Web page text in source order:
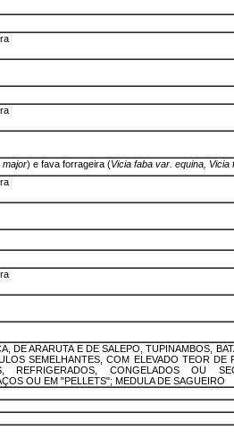
major) e fava forrageira (Vicia faba var. equina, Vicia
DE ARARUTA E DE SALEPO, TUPINAMBOS,
SEMELHANTES, COM ELEVADO TEOR DE
REFRIGERADOS, CONGELADOS OU
OU EM "PELLETS"; MEDULA DE SAGUEIRO